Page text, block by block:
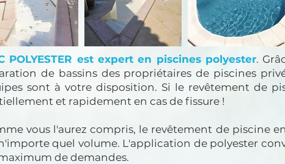
POLYESTER est expert en piscines polyester.
de bassins des propriétaires de piscines
sont à votre disposition. Si le revêtement de
et rapidement en cas de fissure !
vous l'aurez compris, le revêtement de piscine
quel volume. L'application de polyester
de demandes.